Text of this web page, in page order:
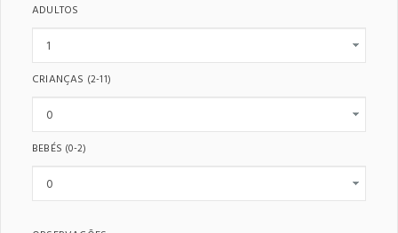
ADULTOS
CRIANÇAS (2-11)
BEBÉS (0-2)